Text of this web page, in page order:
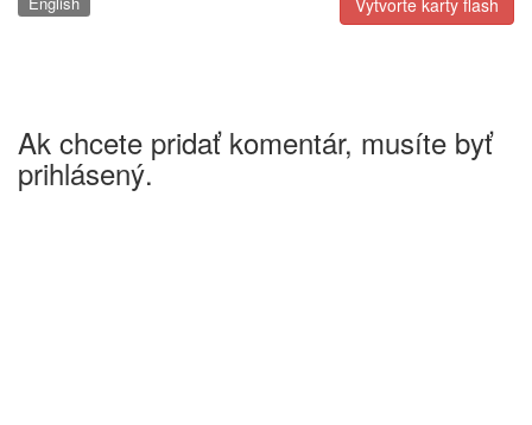
Vytvorte karty flash
Ak chcete pridať komentár, musíte byť
prihlásený.